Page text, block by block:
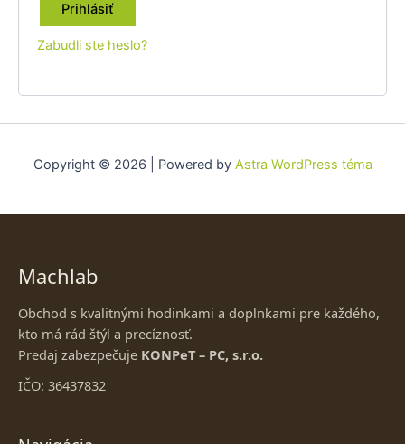
Prihlásiť
Zabudli ste heslo?
Copyright © 2026 | Powered by Astra WordPress téma
Machlab
Obchod s kvalitnými hodinkami a doplnkami pre každého,
kto má rád štýl a precíznosť.
Predaj zabezpečuje KONPeT – PC, s.r.o.
IČO: 36437832